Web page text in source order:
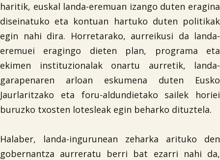
haritik, euskal landa-eremuan izango duten eragina
diseinatuko eta kontuan hartuko duten politikak
egin nahi dira. Horretarako, aurreikusi da landa-
eremuei eragingo dieten plan, programa eta
ekimen instituzionalak onartu aurretik, landa-
garapenaren arloan eskumena duten Eusko
Jaurlaritzako eta foru-aldundietako sailek horiei
buruzko txosten lotesleak egin beharko dituztela.
Halaber, landa-ingurunean zeharka arituko den
gobernantza aurreratu berri bat ezarri nahi da,